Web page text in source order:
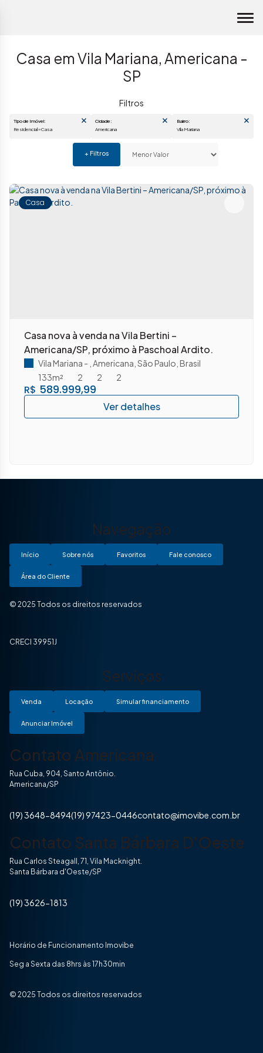
Casa em Vila Mariana, Americana -
SP
Americana
Casa
Casa nova à venda na Vila Bertini –
Americana/SP, próximo à Paschoal Ardito.
R$ 589.999,99
Vila Mariana Americana São Paulo Brasil
2
2
133m² 2
Navegação
Início Sobre nós Favoritos Fale conosco
Área do Cliente
© 2025 Todos os direitos reservados
CRECI 39951J
Serviços
Venda Locação Simular financiamento
Anunciar Imóvel
Contato Americana
Rua Cuba, 904, Santo Antônio.
Americana/SP
(19) 3648-8494(19) 97423-0446contato@imovibe.com.br
Contato Santa Bárbara D'Oeste
Rua Carlos Steagall, 71, Vila Macknight.
Santa Bárbara d'Oeste/SP
(19) 3626-1813
Horário de Funcionamento Imovibe
Seg a Sexta das 8hrs às 17h30min
© 2025 Todos os direitos reservados